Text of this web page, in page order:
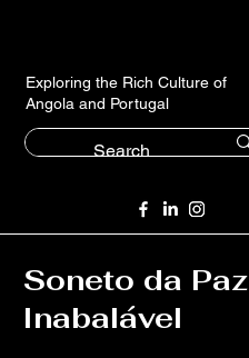
Exploring the Rich Culture of
Angola and Portugal
Soneto da Paz
Inabalável